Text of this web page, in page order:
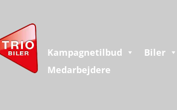
Kampagnetilbud Biler
Medarbejdere